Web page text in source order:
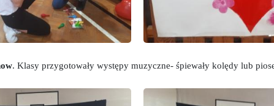
. Klasy przygotowały występy muzyczne- śpiewały kolędy lub